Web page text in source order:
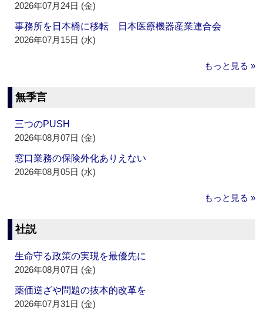
2026年07月24日 (金)
事務所を日本橋に移転 日本医療機器産業連合会
2026年07月15日 (水)
もっと見る »
無季言
三つのPUSH
2026年08月07日 (金)
窓口業務の保険外化ありえない
2026年08月05日 (水)
もっと見る »
社説
生命守る政策の実現を最優先に
2026年08月07日 (金)
薬価逆ざや問題の抜本的改革を
2026年07月31日 (金)